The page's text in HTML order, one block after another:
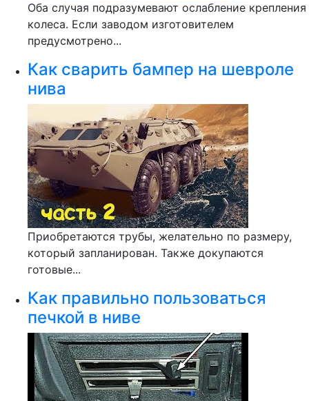
Оба случая подразумевают ослабление крепления
колеса. Если заводом изготовителем
предусмотрено...
Как сварить бампер на шевроле
нива
Приобретаются трубы, желательно по размеру,
который запланирован. Также докупаются
готовые...
Как правильно пользоваться
печкой в ниве